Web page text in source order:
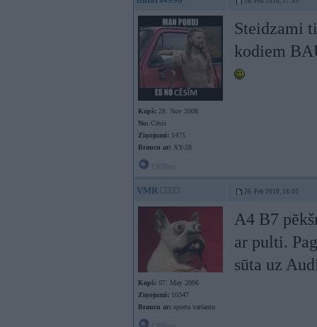
Kopš: 28. Nov 2008
No: Cēsis
Ziņojumi: 1475
Braucu ar: XY-28
Steidzami
kodiem
VMR 26. Feb 2018, 18:03
Kopš: 07. May 2006
Ziņojumi: 10347
Braucu ar: sporta variantu
A4 B7
ar pulti.
sūta uz